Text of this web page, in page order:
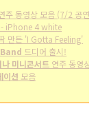
동영상 모음 (7/2 공연)
- iPhone 4 white
만든 'I Gotta Feeling'
드디어 출시!
나 미니콘서트 연주 동영상
이션 모음